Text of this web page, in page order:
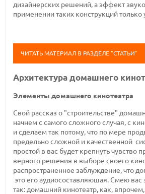
дизайнерских решений, а эффект
применении таких конструкций только
ЧИТАТЬ МАТЕРИАЛ В РАЗДЕЛЕ "СТАТЬИ"
Архитектура домашнего
Элементы домашнего кинотеатра
Свой рассказ о "строительстве"
начнем с самого сложного случая, с
и сделаем так потому, что по мере
предельно сложной и качественной
простой в вас будет крепнуть чувство
верного решения в выборе своего
распространенное заблуждение, что
это его аудиосоставляюшая. Смею вас
так: домашний кинотеатр, как,